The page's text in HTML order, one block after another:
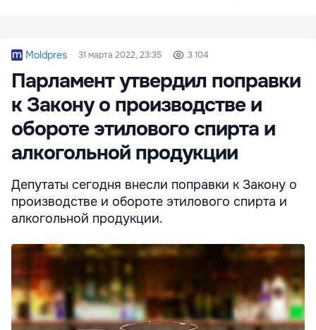
Moldpres 31 марта 2022, 23:35 3 104
Парламент утвердил поправки
к Закону о производстве и
обороте этилового спирта и
алкогольной продукции
Депутаты сегодня внесли поправки к Закону о
производстве и обороте этилового спирта и
алкогольной продукции.